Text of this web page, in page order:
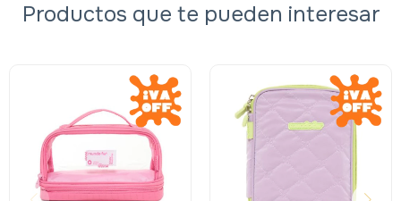
Productos que te pueden interesar